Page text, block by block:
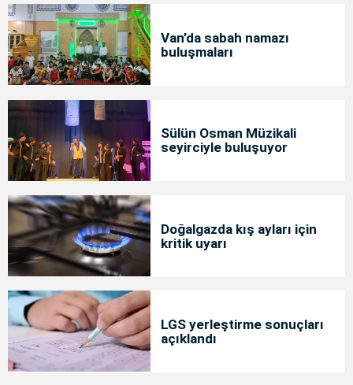
Van’da sabah namazı
buluşmaları
Sülün Osman Müzikali
seyirciyle buluşuyor
Doğalgazda kış ayları için
kritik uyarı
LGS yerleştirme sonuçları
açıklandı